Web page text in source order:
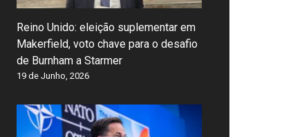
Reino Unido: eleição suplementar em
Makerfield, voto chave para o desafio
de Burnham a Starmer
19 de Junho, 2026